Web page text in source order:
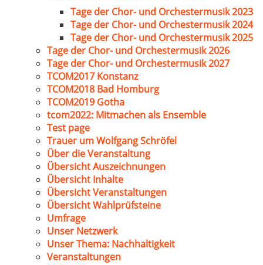
Tage der Chor- und Orchestermusik 2023
Tage der Chor- und Orchestermusik 2024
Tage der Chor- und Orchestermusik 2025
Tage der Chor- und Orchestermusik 2026
Tage der Chor- und Orchestermusik 2027
TCOM2017 Konstanz
TCOM2018 Bad Homburg
TCOM2019 Gotha
tcom2022: Mitmachen als Ensemble
Test page
Trauer um Wolfgang Schröfel
Über die Veranstaltung
Übersicht Auszeichnungen
Übersicht Inhalte
Übersicht Veranstaltungen
Übersicht Wahlprüfsteine
Umfrage
Unser Netzwerk
Unser Thema: Nachhaltigkeit
Veranstaltungen